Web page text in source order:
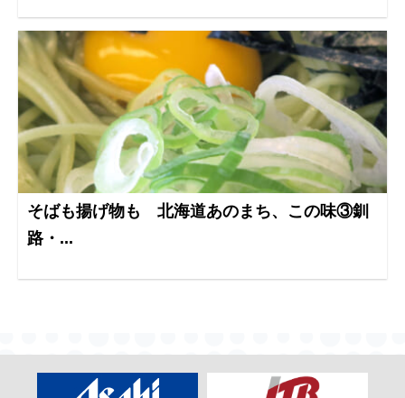
そばも揚げ物も 北海道あのまち、この味③釧
路・...